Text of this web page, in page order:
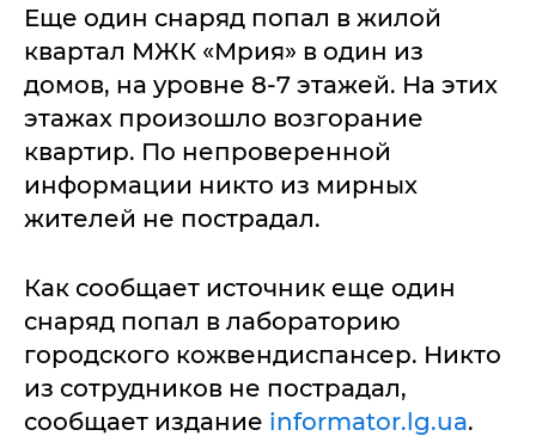
Еще один снаряд попал в жилой
квартал МЖК «Мрия» в один из
домов, на уровне 8-7 этажей. На этих
этажах произошло возгорание
квартир. По непроверенной
информации никто из мирных
жителей не пострадал.
Как сообщает источник еще один
снаряд попал в лабораторию
городского кожвендиспансер. Никто
из сотрудников не пострадал,
сообщает издание informator.lg.ua.